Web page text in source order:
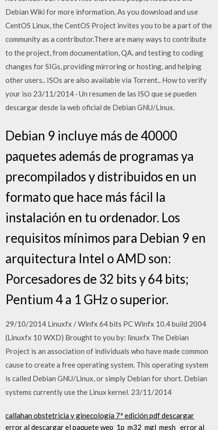
Debian Wiki for more information. As you download and use
CentOS Linux, the CentOS Project invites you to be a part of the
community as a contributor.There are many ways to contribute
to the project, from documentation, QA, and testing to coding
changes for SIGs, providing mirroring or hosting, and helping
other users.. ISOs are also available via Torrent.. How to verify
your iso 23/11/2014 · Un resumen de las ISO que se pueden
descargar desde la web oficial de Debian GNU/Linux.
Debian 9 incluye más de 40000
paquetes además de programas ya
precompilados y distribuidos en un
formato que hace más fácil la
instalación en tu ordenador. Los
requisitos mínimos para Debian 9 en
arquitectura Intel o AMD son:
Porcesadores de 32 bits y 64 bits;
Pentium 4 a 1 GHz o superior.
29/10/2014 Linuxfx / Winfx 64 bits PC Winfx 10.4 build 2004
(Linuxfx 10 WXD) Brought to you by: linuxfx The Debian
Project is an association of individuals who have made common
cause to create a free operating system. This operating system
is called Debian GNU/Linux, or simply Debian for short. Debian
systems currently use the Linux kernel. 23/11/2014
callahan obstetricia y ginecología 7ª edición pdf descargar
error al descargar el paquete wep_1p_m32_mgl_mesh_ error al